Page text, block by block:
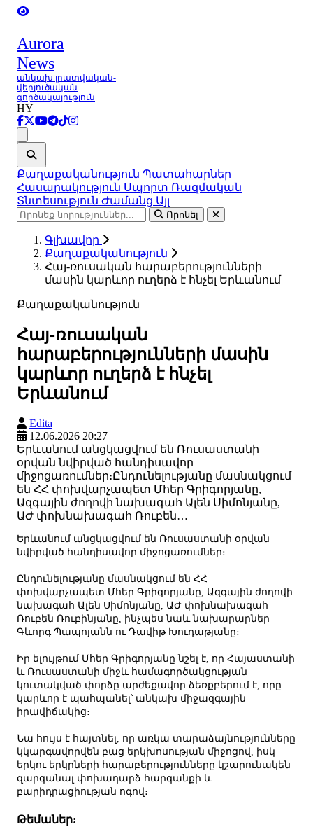
Aurora
News
անկախ լրատվական-
վերլուծական
գործակալություն
HY
Քաղաքականություն Պատահարներ
Հասարակություն Սպորտ Ռազմական
Տնտեսություն Ժամանց Այլ
Որոնել
Գլխավոր
Քաղաքականություն
Հայ-ռուսական հարաբերությունների
մասին կարևոր ուղերձ է հնչել Երևանում
Քաղաքականություն
Հայ-ռուսական
հարաբերությունների մասին
կարևոր ուղերձ է հնչել
Երևանում
Edita
12.06.2026 20:27
Երևանում անցկացվում են Ռուսաստանի
օրվան նվիրված հանդիսավոր
միջոցառումներ։Ընդունելությանը մասնակցում
են ՀՀ փոխվարչապետ Մհեր Գրիգորյանը,
Ազգային ժողովի նախագահ Ալեն Սիմոնյանը,
ԱԺ փոխնախագահ Ռուբեն…
Երևանում անցկացվում են Ռուսաստանի օրվան
նվիրված հանդիսավոր միջոցառումներ։
Ընդունելությանը մասնակցում են ՀՀ
փոխվարչապետ Մհեր Գրիգորյանը, Ազգային ժողովի
նախագահ Ալեն Սիմոնյանը, ԱԺ փոխնախագահ
Ռուբեն Ռուբինյանը, ինչպես նաև նախարարներ
Գևորգ Պապոյանն ու Դավիթ Խուդաթյանը։
Իր ելույթում Մհեր Գրիգորյանը նշել է, որ Հայաստանի
և Ռուսաստանի միջև համագործակցության
կուտակված փորձը արժեքավոր ձեռքբերում է, որը
կարևոր է պահպանել՝ անկախ միջազգային
իրավիճակից։
Նա հույս է հայտնել, որ առկա տարաձայնությունները
կկարգավորվեն բաց երկխոսության միջոցով, իսկ
երկու երկրների հարաբերությունները կշարունակեն
զարգանալ փոխադարձ հարգանքի և
բարիդրացիության ոգով։
Թեմաներ: